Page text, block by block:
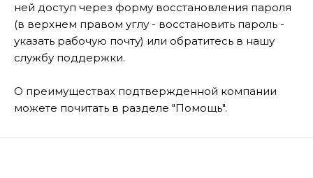
ней доступ через форму восстановления пароля
(в верхнем правом углу - восстановить пароль -
указать рабочую почту) или обратитесь в нашу
службу поддержки.
О преимуществах подтвержденной компании
можете почитать в разделе "Помощь".